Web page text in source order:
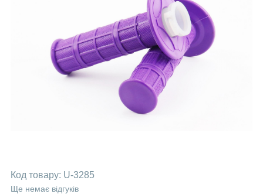
Код товару: U-3285
Ще немає відгуків